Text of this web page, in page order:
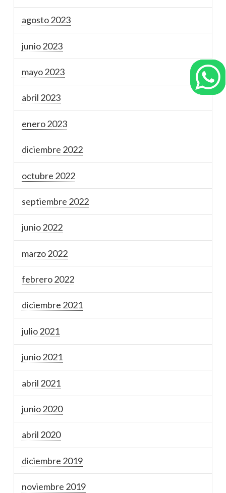
agosto 2023
junio 2023
mayo 2023
abril 2023
enero 2023
diciembre 2022
octubre 2022
septiembre 2022
junio 2022
marzo 2022
febrero 2022
diciembre 2021
julio 2021
junio 2021
abril 2021
junio 2020
abril 2020
diciembre 2019
noviembre 2019